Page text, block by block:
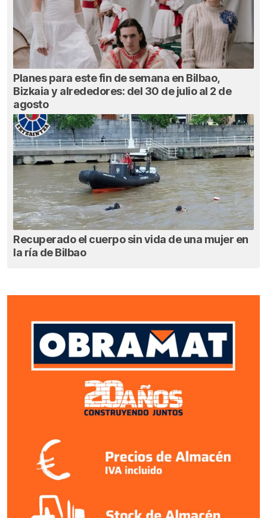
Planes para este fin de semana en Bilbao,
Bizkaia y alrededores: del 30 de julio al 2 de
agosto
Recuperado el cuerpo sin vida de una mujer en
la ría de Bilbao